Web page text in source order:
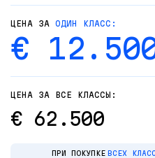
ЦЕНА ЗА ОДИН КЛАСС:
€
ЦЕНА ЗА ВСЕ КЛАССЫ:
€ 62.500
ПРИ ПОКУПКЕ ВСЕХ